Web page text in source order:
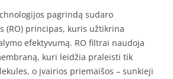
pagrindą sudaro
(RO) principas, kuris užtikrina
efektyvumą. RO filtrai naudoja
kuri leidžia praleisti tik
o įvairios priemaišos – sunkieji